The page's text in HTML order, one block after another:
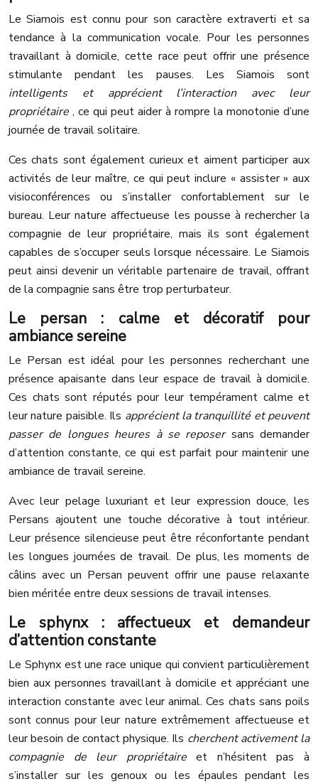
Le Siamois est connu pour son caractère extraverti et sa
tendance à la communication vocale. Pour les personnes
travaillant à domicile, cette race peut offrir une présence
stimulante pendant les pauses. Les Siamois sont
intelligents et apprécient l’interaction avec leur
propriétaire , ce qui peut aider à rompre la monotonie d’une
journée de travail solitaire.
Ces chats sont également curieux et aiment participer aux
activités de leur maître, ce qui peut inclure « assister » aux
visioconférences ou s’installer confortablement sur le
bureau. Leur nature affectueuse les pousse à rechercher la
compagnie de leur propriétaire, mais ils sont également
capables de s’occuper seuls lorsque nécessaire. Le Siamois
peut ainsi devenir un véritable partenaire de travail, offrant
de la compagnie sans être trop perturbateur.
Le persan : calme et décoratif pour
ambiance sereine
Le Persan est idéal pour les personnes recherchant une
présence apaisante dans leur espace de travail à domicile.
Ces chats sont réputés pour leur tempérament calme et
leur nature paisible. Ils apprécient la tranquillité et peuvent
passer de longues heures à se reposer sans demander
d’attention constante, ce qui est parfait pour maintenir une
ambiance de travail sereine.
Avec leur pelage luxuriant et leur expression douce, les
Persans ajoutent une touche décorative à tout intérieur.
Leur présence silencieuse peut être réconfortante pendant
les longues journées de travail. De plus, les moments de
câlins avec un Persan peuvent offrir une pause relaxante
bien méritée entre deux sessions de travail intenses.
Le sphynx : affectueux et demandeur
d’attention constante
Le Sphynx est une race unique qui convient particulièrement
bien aux personnes travaillant à domicile et appréciant une
interaction constante avec leur animal. Ces chats sans poils
sont connus pour leur nature extrêmement affectueuse et
leur besoin de contact physique. Ils cherchent activement la
compagnie de leur propriétaireet n’hésitent pas à
s’installer sur les genoux ou les épaules pendant les